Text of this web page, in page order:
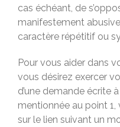
cas échéant, de
manifestement
caractère répétitif ou
Pour vous aider dans
vous désirez exercer
d’une demande écrite
mentionnée au point
sur le lien suivant un